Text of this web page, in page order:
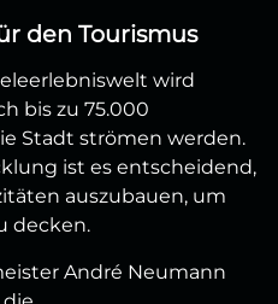
den Tourismus
wird
bis zu 75.000
Stadt strömen werden.
ist es entscheidend,
auszubauen, um
decken.
André Neumann